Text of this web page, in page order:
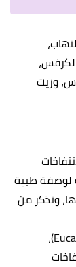
وزيت
لوصفة طبية
ونذكر من
(Eucarbon)،